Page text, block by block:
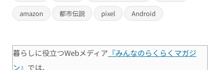
amazon 都市伝説 pixel Android
暮らしに役立つWebメディア 『みんなのらくらくマガジ
ン』 では、